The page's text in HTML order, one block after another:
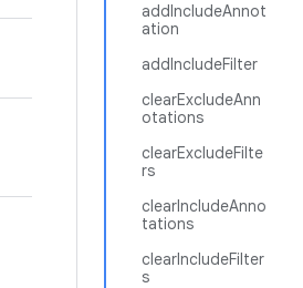
addIncludeAnnot
ation
addIncludeFilter
clearExcludeAnn
otations
clearExcludeFilte
rs
clearIncludeAnno
tations
clearIncludeFilter
s